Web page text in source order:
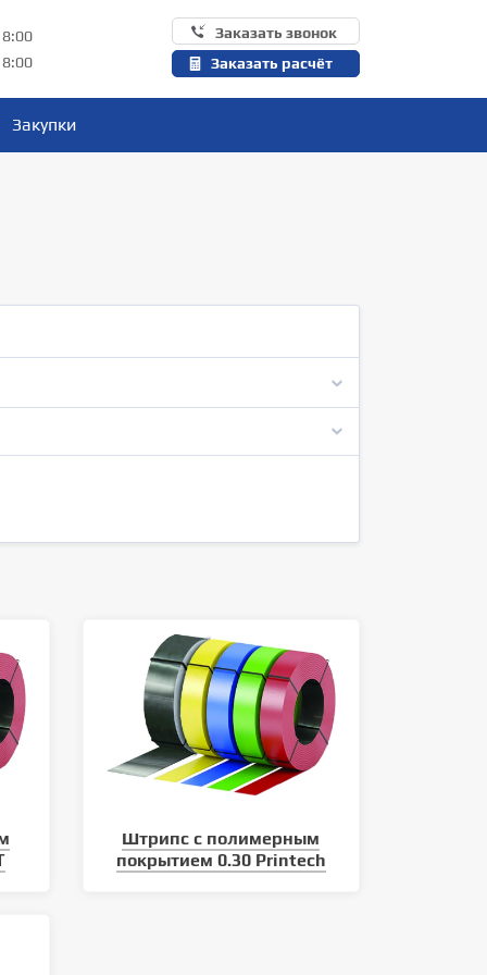
Заказать звонок
Заказать расчёт
Закупки
Штрипс с полимерным
покрытием 0.30 Printech